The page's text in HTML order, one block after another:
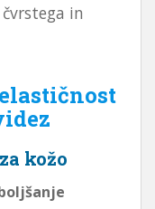
in
kožo